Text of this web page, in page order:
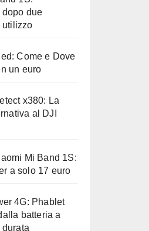
dopo due
utilizzo
Come e Dove
un euro
x380: La
al DJI
Mi Band 1S:
a solo 17 euro
4G: Phablet
batteria a
durata